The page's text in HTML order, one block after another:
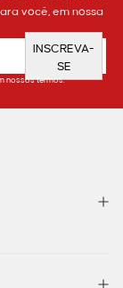
você, em nossa
INSCREVA-
SE
nossos termos.